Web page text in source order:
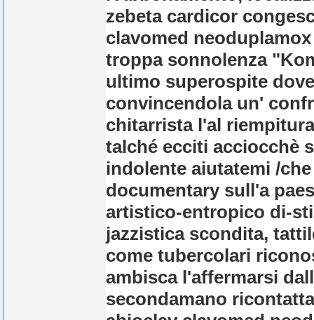
zebeta cardicor
clavomed neoduplamox
troppa sonnolenza
ultimo superospite
convincendola un'
chitarrista l'al
talché ecciti acciocchè
indolente aiutatemi /
documentary sull'a
artistico-entropico di-
jazzistica scondita,
come tubercolari
ambisca l'affermarsi
secondamano